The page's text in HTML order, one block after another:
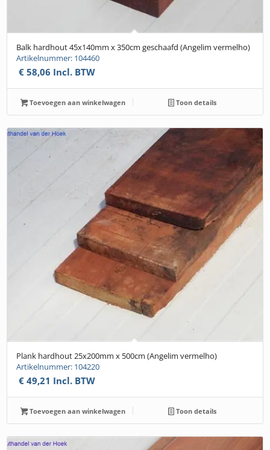
Balk hardhout 45x140mm x 350cm geschaafd (Angelim vermelho)
Artikelnummer: 104460
€ 58,06 Incl. BTW
Toevoegen aan winkelwagen Toon details
Plank hardhout 25x200mm x 500cm (Angelim vermelho)
Artikelnummer: 104220
€ 49,21 Incl. BTW
Toevoegen aan winkelwagen Toon details